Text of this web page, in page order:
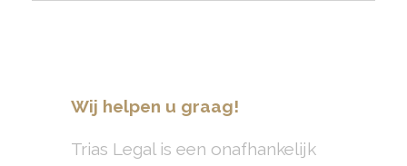
Wij helpen u graag!
Trias Legal is een onafhankelijk